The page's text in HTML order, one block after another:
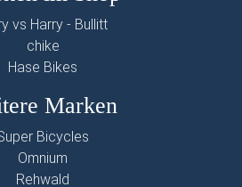
vs Harry - Bullitt
chike
Hase Bikes
Marken
Bicycles
Omnium
Rehwald